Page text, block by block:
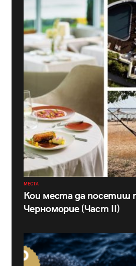
МЕСТА
Кои места да
Черноморие (Част II)